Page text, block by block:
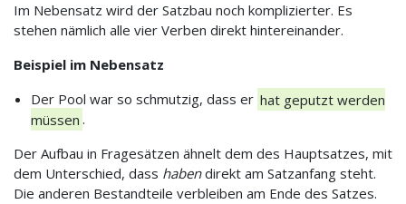
Im Nebensatz wird der Satzbau noch komplizierter. Es
stehen nämlich alle vier Verben direkt hintereinander.
Beispiel im Nebensatz
Der Pool war so schmutzig, dass er hat geputzt werden
müssen .
Der Aufbau in Fragesätzen ähnelt dem des Hauptsatzes, mit
dem Unterschied, dass habendirekt am Satzanfang steht.
Die anderen Bestandteile verbleiben am Ende des Satzes.